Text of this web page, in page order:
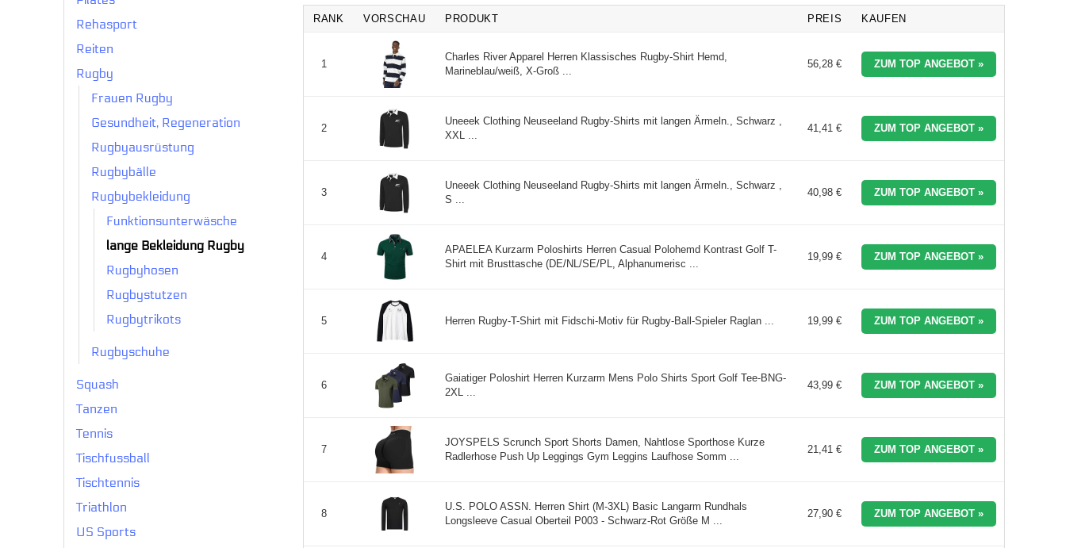
Rehasport
Reiten
Rugby
Frauen Rugby
Gesundheit, Regeneration
Rugbyausrüstung
Rugbybälle
Rugbybekleidung
Funktionsunterwäsche
lange Bekleidung Rugby
Rugbyhosen
Rugbystutzen
Rugbytrikots
Rugbyschuhe
Squash
Tanzen
Tennis
Tischfussball
Tischtennis
Triathlon
US Sports
RANK VORSCHAU PRODUKT PREIS KAUFEN
1
Charles River Apparel Herren Klassisches Rugby-Shirt Hemd,
Marineblau/weiß, X-Groß ...
56,28 € ZUM TOP ANGEBOT »
2
Uneeek Clothing Neuseeland Rugby-Shirts mit langen Ärmeln., Schwarz ,
XXL ...
41,41 € ZUM TOP ANGEBOT »
3
Uneeek Clothing Neuseeland Rugby-Shirts mit langen Ärmeln., Schwarz ,
S ...
40,98 € ZUM TOP ANGEBOT »
4
APAELEA Kurzarm Poloshirts Herren Casual Polohemd Kontrast Golf T-
Shirt mit Brusttasche (DE/NL/SE/PL, Alphanumerisc ...
19,99 € ZUM TOP ANGEBOT »
5 Herren Rugby-T-Shirt mit Fidschi-Motiv für Rugby-Ball-Spieler Raglan ... 19,99 € ZUM TOP ANGEBOT »
6
Gaiatiger Poloshirt Herren Kurzarm Mens Polo Shirts Sport Golf Tee-BNG-
2XL ...
43,99 € ZUM TOP ANGEBOT »
7
JOYSPELS Scrunch Sport Shorts Damen, Nahtlose Sporthose Kurze
Radlerhose Push Up Leggings Gym Leggins Laufhose Somm ...
21,41 € ZUM TOP ANGEBOT »
8
U.S. POLO ASSN. Herren Shirt (M-3XL) Basic Langarm Rundhals
Longsleeve Casual Oberteil P003 - Schwarz-Rot Größe M ...
27,90 € ZUM TOP ANGEBOT »